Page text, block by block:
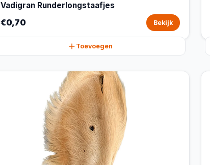
Vadigran Runderlongstaafjes
€0,70 Bekijk
Toevoegen